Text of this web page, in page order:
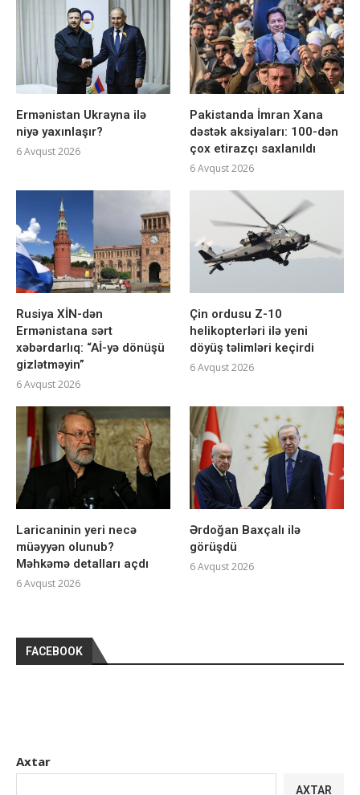
Ermənistan Ukrayna ilə
niyə yaxınlaşır?
6 Avqust 2026
Pakistanda İmran Xana
dəstək aksiyaları: 100-dən
çox etirazçı saxlanıldı
6 Avqust 2026
Rusiya XİN-dən
Ermənistana sərt
xəbərdarlıq: “Aİ-yə dönüşü
gizlətməyin”
6 Avqust 2026
Çin ordusu Z-10
helikopterləri ilə yeni
döyüş təlimləri keçirdi
6 Avqust 2026
Laricaninin yeri necə
müəyyən olunub?
Məhkəmə detalları açdı
6 Avqust 2026
Ərdoğan Baxçalı ilə
görüşdü
6 Avqust 2026
FACEBOOK
Axtar
AXTAR